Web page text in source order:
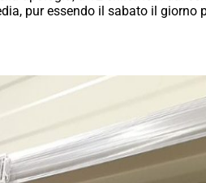
pur essendo il sabato il giorno